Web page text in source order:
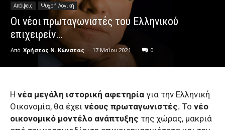
Απόψεις Ψυχρή Λογική
Οι νέοι πρωταγωνιστές του Ελληνικού
επιχειρείν…
Από Χρήστος Ν. Κώνστας - 17 Μαΐου 2021 0
Η νέα μεγάλη ιστορική αφετηρία για την Ελληνική
Οικονομία, θα έχει νέους πρωταγωνιστές. Το νέο
οικονομικό μοντέλο ανάπτυξης της χώρας, μακριά